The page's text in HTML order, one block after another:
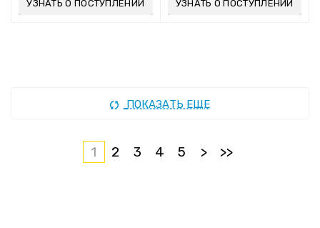
УЗНАТЬ О ПОСТУПЛЕНИИ УЗНАТЬ О ПОСТУПЛЕНИИ
ПОКАЗАТЬ ЕЩЕ
1 2 3 4 5 > >>